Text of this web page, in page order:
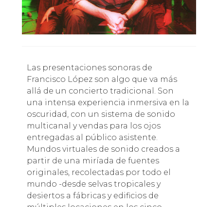
Las presentaciones sonoras de
Francisco López son algo que va más
allá de un concierto tradicional. Son
una intensa experiencia inmersiva en la
oscuridad, con un sistema de sonido
multicanal y vendas para los ojos
entregadas al público asistente.
Mundos virtuales de sonido creados a
partir de una miríada de fuentes
originales, recolectadas por todo el
mundo -desde selvas tropicales y
desiertos a fábricas y edificios de